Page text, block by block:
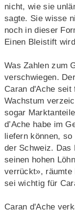
nicht, wie sie
sagte. Sie wisse
noch in dieser
Einen Bleistift
Was Zahlen zum
verschwiegen.
Caran d'Ache
Wachstum
sogar
d’Ache habe im
liefern können,
der Schweiz. Das
seinen hohen
verrückt», räumte
sei wichtig für
Caran d'Ache